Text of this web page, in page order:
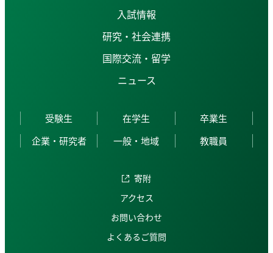
入試情報
研究・社会連携
国際交流・留学
ニュース
受験生 在学生
卒業生
企業・研究者
一般・地域 教職員
寄附
アクセス
お問い合わせ
よくあるご質問